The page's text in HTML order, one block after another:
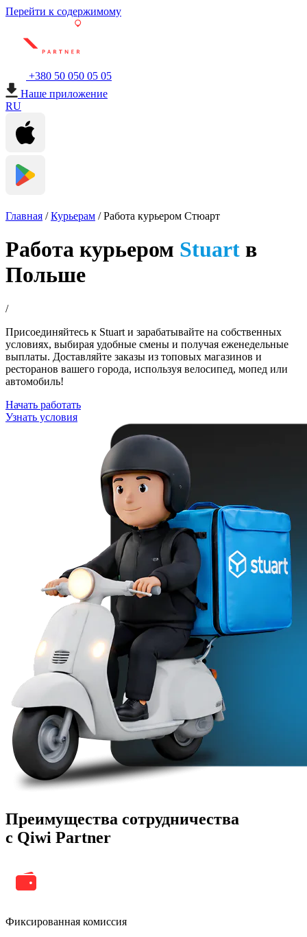
Перейти к содержимому
+380 50 050 05 05
Наше приложение
RU
Главная /Курьерам /Работа курьером Стюарт
Работа курьером Stuart в
Польше
/
Присоединяйтесь к Stuart и зарабатывайте на собственных
условиях, выбирая удобные смены и получая еженедельные
выплаты. Доставляйте заказы из топовых магазинов и
ресторанов вашего города, используя велосипед, мопед или
автомобиль!
Начать работать
Узнать условия
Преимущества сотрудничества
с Qiwi Partner
Фиксированная комиссия